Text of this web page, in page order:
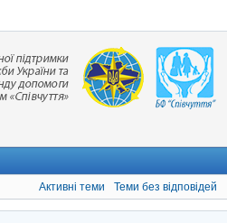
Активні теми Теми без відповідей